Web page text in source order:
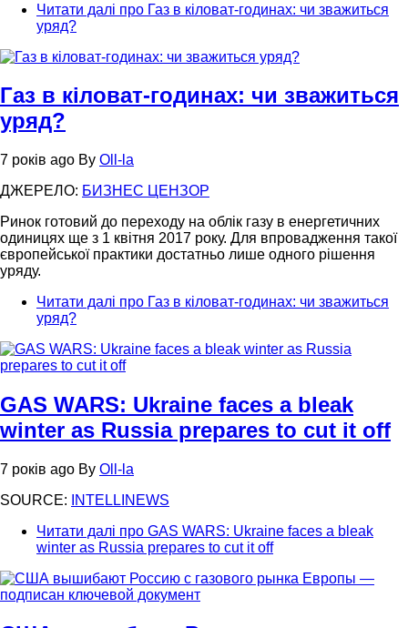
Читати далі про Газ в кіловат-годинах: чи зважиться
уряд?
Газ в кіловат-годинах: чи зважиться
уряд?
7 років ago By Oll-la
ДЖЕРЕЛО: БИЗНЕС ЦЕНЗОР
Ринок готовий до переходу на облік газу в енергетичних
одиницях ще з 1 квітня 2017 року. Для впровадження такої
європейської практики достатньо лише одного рішення
уряду.
Читати далі про Газ в кіловат-годинах: чи зважиться
уряд?
GAS WARS: Ukraine faces a bleak
winter as Russia prepares to cut it off
7 років ago By Oll-la
SOURCE:
INTELLINEWS
Читати далі про GAS WARS: Ukraine faces a bleak
winter as Russia prepares to cut it off